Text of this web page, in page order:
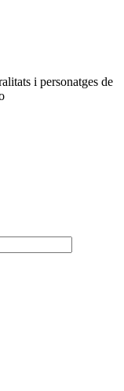
i personatges de